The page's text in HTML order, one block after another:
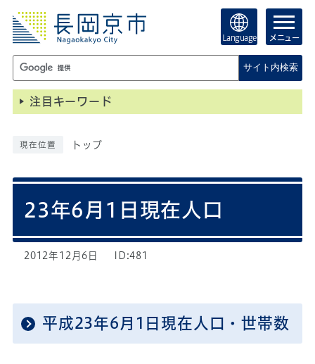
Language メニュー
サイト内検索
注目キーワード
現在位置 トップ
23年6月1日現在人口
2012年12月6日 ID:481
平成23年6月1日現在人口・世帯数